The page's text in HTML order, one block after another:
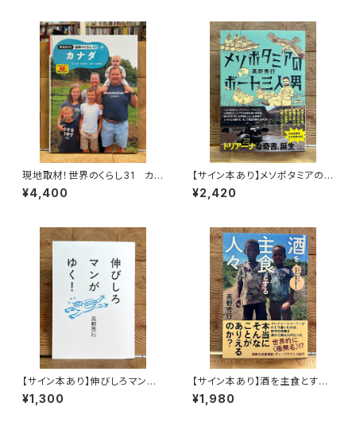
現地取材！世界のくらし31 カナ
ダ
¥4,400
【サイン本あり】メソポタミアの
ボート三人男
¥2,420
【サイン本あり】伸びしろマンが
ゆく！
¥1,300
【サイン本あり】酒を主食とする
人々 エチオピアの科学的秘境
を旅する
¥1,980